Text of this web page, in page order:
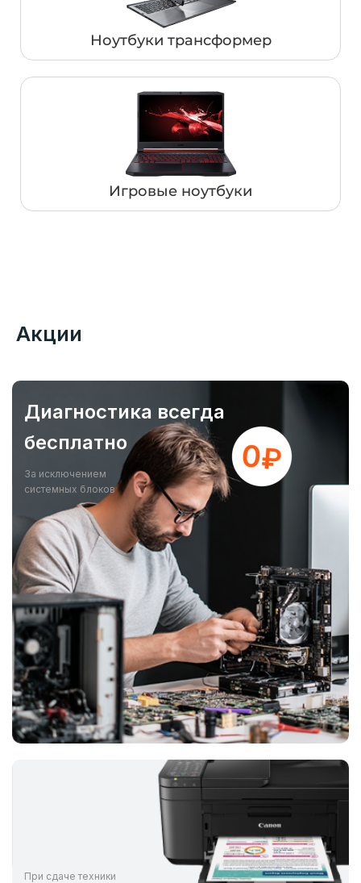
Ноутбуки трансформер
Игровые ноутбуки
Акции
Диагностика всегда
бесплатно
За исключением
системных блоков
При сдаче техники